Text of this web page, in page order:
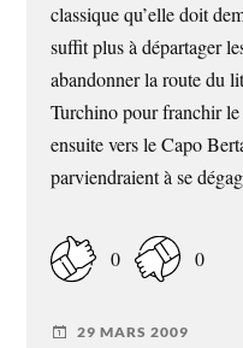
classique qu’elle doit
suffit plus à départager
abandonner la route du
Turchino pour franchir
ensuite vers le Capo
parviendraient à se
0 0
29 MARS 2009